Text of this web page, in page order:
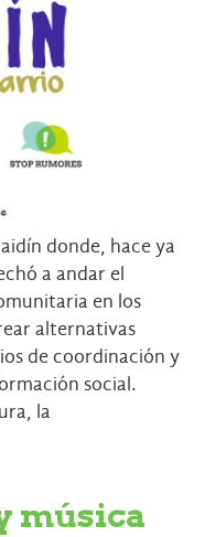
donde, hace ya
a andar el
en los
alternativas
de coordinación y
social.
la
música